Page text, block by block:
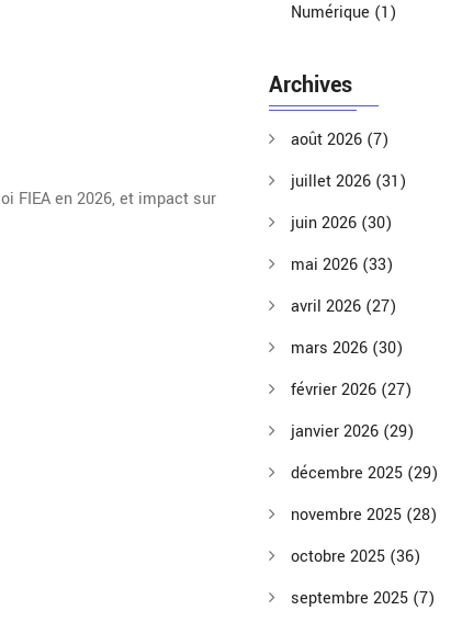
FIEA en 2026, et impact sur
Numérique (1)
Archives
août 2026 (7)
juillet 2026 (31)
juin 2026 (30)
mai 2026 (33)
avril 2026 (27)
mars 2026 (30)
février 2026 (27)
janvier 2026 (29)
décembre 2025 (29)
novembre 2025 (28)
octobre 2025 (36)
septembre 2025 (7)